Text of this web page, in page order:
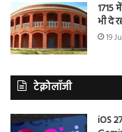
1715
भी दे
19
टेक्नोलॉजी
iOS